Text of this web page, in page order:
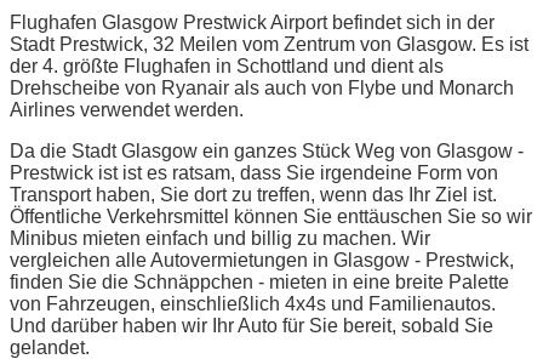
Flughafen Glasgow Prestwick Airport befindet sich in der
Stadt Prestwick, 32 Meilen vom Zentrum von Glasgow. Es ist
der 4. größte Flughafen in Schottland und dient als
Drehscheibe von Ryanair als auch von Flybe und Monarch
Airlines verwendet werden.
Da die Stadt Glasgow ein ganzes Stück Weg von Glasgow -
Prestwick ist ist es ratsam, dass Sie irgendeine Form von
Transport haben, Sie dort zu treffen, wenn das Ihr Ziel ist.
Öffentliche Verkehrsmittel können Sie enttäuschen Sie so wir
Minibus mieten einfach und billig zu machen. Wir
vergleichen alle Autovermietungen in Glasgow - Prestwick,
finden Sie die Schnäppchen - mieten in eine breite Palette
von Fahrzeugen, einschließlich 4x4s und Familienautos.
Und darüber haben wir Ihr Auto für Sie bereit, sobald Sie
gelandet.